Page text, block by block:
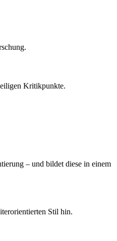
Kritikpunkte.
– und bildet diese in einem
Stil hin.